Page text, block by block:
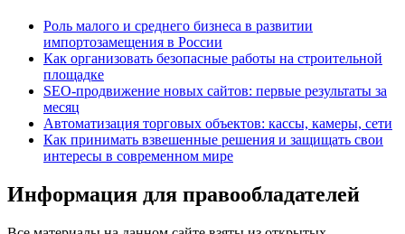
Роль малого и среднего бизнеса в развитии
импортозамещения в России
Как организовать безопасные работы на строительной
площадке
SEO-продвижение новых сайтов: первые результаты за
месяц
Автоматизация торговых объектов: кассы, камеры, сети
Как принимать взвешенные решения и защищать свои
интересы в современном мире
Информация для правообладателей